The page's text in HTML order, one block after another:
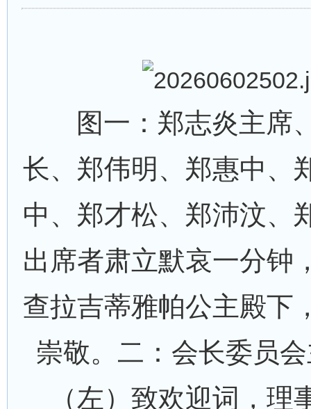
图一：郑志炎主席
长、郑伟明、郑惠中、
中、郑才松、郑沛汶、
出席者肃立默哀一分钟
查拉吉蒂雅帕公主殿下
崇敬。二：会长委员
（左）致欢迎词，理